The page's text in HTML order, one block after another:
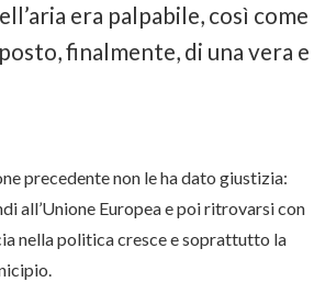
era palpabile, così come
finalmente, di una vera e
precedente non le ha dato giustizia:
all’Unione Europea e poi ritrovarsi con
nella politica cresce e soprattutto la